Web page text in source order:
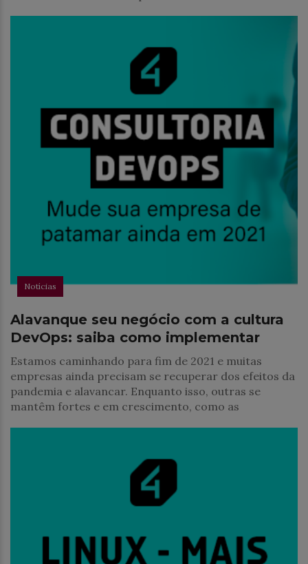
Notícias
Alavanque seu negócio com a cultura
DevOps: saiba como implementar
Estamos caminhando para fim de 2021 e muitas
empresas ainda precisam se recuperar dos efeitos da
pandemia e alavancar. Enquanto isso, outras se
mantêm fortes e em crescimento, como as